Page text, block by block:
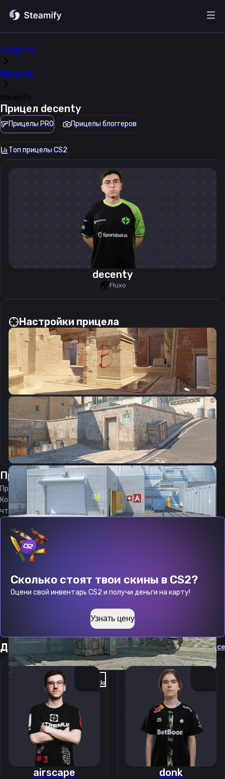
Steamify
Прицелы
decenty
Прицел decenty
Прицелы PRO Прицелы блоггеров
Топ прицелы CS2
decenty
Fluxo
Настройки прицела
Previous slide Next slide
CSGO-OveFo-anw3N-VM77d-i5Ws7-L4hWA
Скопировать
Прицелдесентиот 06.08.2026
Прицел decenty является актуальным на
06.08.2026
Код прицела
CS 2 стараемся еженедельно обновлять,
чтобы вы могли играть с актуальными настройками игрока.
Сколько стоят твои скины в CS2?
Оцени свой инвентарь CS2 и получи деньги на карту!
Узнать цену
Другие прицелы Cмотреть все
airscape donk